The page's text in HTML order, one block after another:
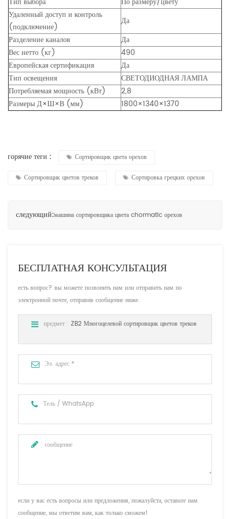
Удаленный доступ и контроль
(подключение)
Да
Разделение каналов
Да
Вес нетто (кг)
490
Европейская сертификация
Да
Тип освещения
СВЕТОДИОДНАЯ ЛАМПА
Потребляемая мощность (кВт)
2,8
Размеры Д×Ш×В (мм)
1800×1340×1370
горячие теги : Сортировщик цвета орехов
Сортировщик цветов треков Сортировка грецких орехов
следующий:машина сортировщика цвета chormatic орехов
БЕСПЛАТНАЯ КОНСУЛЬТАЦИЯ
есть вопрос? вы можете позвонить нам или отправить нам по
электронной почте, отправив сообщение ниже.
предмет : ZB2 Многоцелевой сортировщик цветов треков
если у вас есть вопросы или предложения, пожалуйста, оставьте нам
сообщение, мы ответим вам, как только сможем!